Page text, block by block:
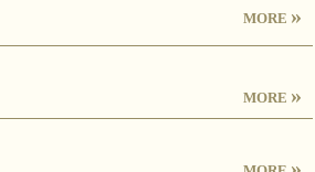
MORE »
MORE »
»